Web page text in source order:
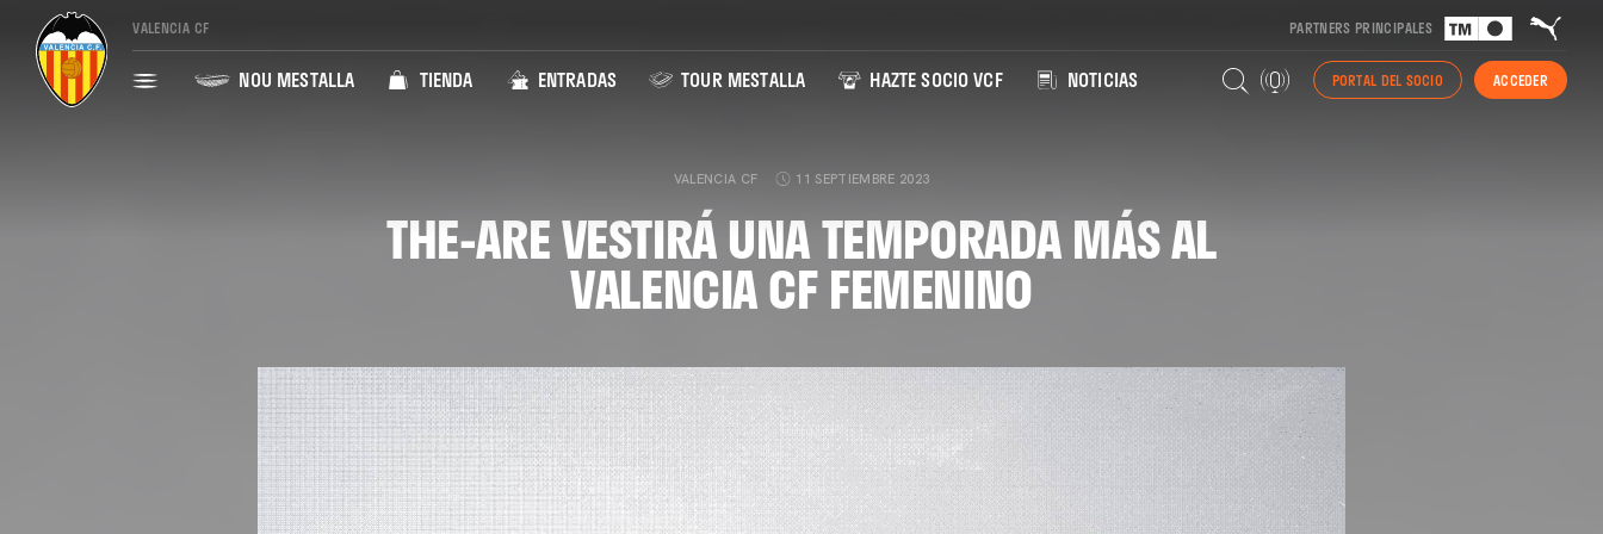
VALENCIA CF PARTNERS PRINCIPALES
NOU MESTALLA TIENDA ENTRADAS TOUR MESTALLA HAZTE SOCIO VCF NOTICIAS PORTAL DEL SOCIO ACCEDER
VALENCIA CF 11 SEPTIEMBRE 2023
THE-ARE VESTIRÁ UNA TEMPORADA MÁS AL
VALENCIA CF FEMENINO